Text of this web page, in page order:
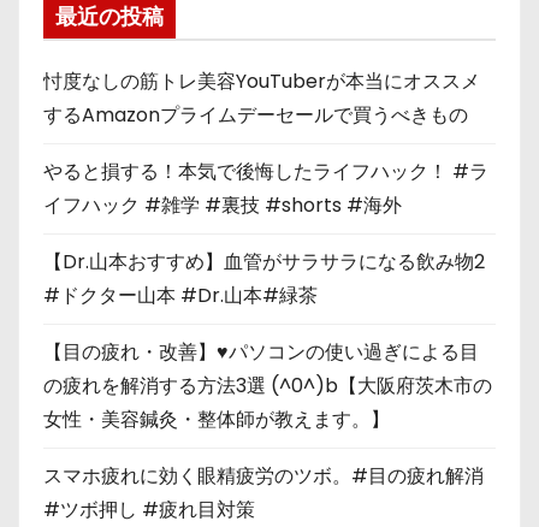
最近の投稿
忖度なしの筋トレ美容YouTuberが本当にオススメ
するAmazonプライムデーセールで買うべきもの
やると損する！本気で後悔したライフハック！ #ラ
イフハック #雑学 #裏技 #shorts #海外
【Dr.山本おすすめ】血管がサラサラになる飲み物2
#ドクター山本 #Dr.山本#緑茶
【目の疲れ・改善】♥パソコンの使い過ぎによる目
の疲れを解消する方法3選 (^0^)b【大阪府茨木市の
女性・美容鍼灸・整体師が教えます。】
スマホ疲れに効く眼精疲労のツボ。#目の疲れ解消
#ツボ押し #疲れ目対策